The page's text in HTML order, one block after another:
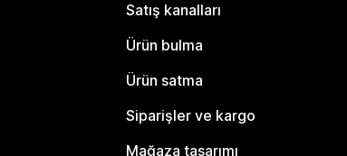
Satış kanalları
Ürün bulma
Ürün satma
Siparişler ve kargo
Mağaza tasarımı